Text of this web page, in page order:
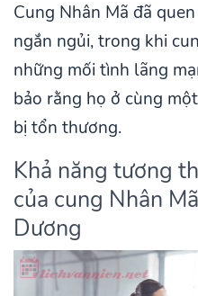
Cung Nhân Mã đã
ngắn ngủi, trong khi
những mối tình lãng
bảo rằng họ ở cùng
bị tổn thương.
Khả năng tương
của cung Nhân
Dương